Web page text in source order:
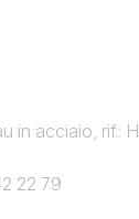
in acciaio, rif.:
22 79